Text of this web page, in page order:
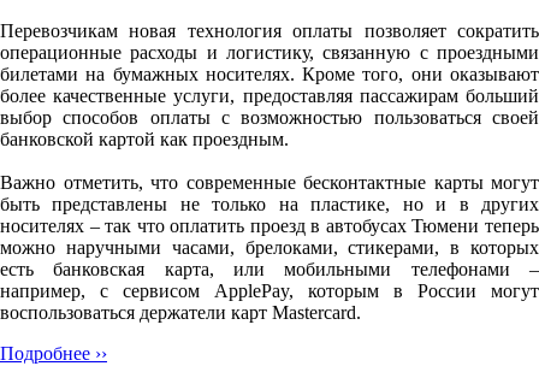
Перевозчикам новая технология оплаты позволяет сократить
операционные расходы и логистику, связанную с проездными
билетами на бумажных носителях. Кроме того, они оказывают
более качественные услуги, предоставляя пассажирам больший
выбор способов оплаты с возможностью пользоваться своей
банковской картой как проездным.
Важно отметить, что современные бесконтактные карты могут
быть представлены не только на пластике, но и в других
носителях – так что оплатить проезд в автобусах Тюмени теперь
можно наручными часами, брелоками, стикерами, в которых
есть банковская карта, или мобильными телефонами –
например, с сервисом ApplePay, которым в России могут
воспользоваться держатели карт Mastercard.
Подробнее ››